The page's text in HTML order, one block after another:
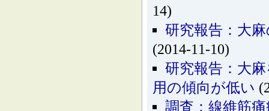
14)
研究報告：大
(2014-11-10)
研究報告：大
用の傾向が低い
調査：線維筋